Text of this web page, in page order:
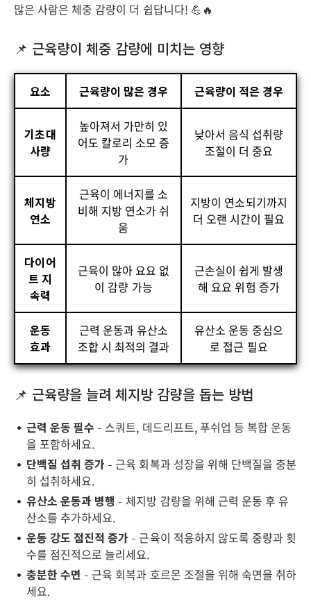
많은 사람은 체중 감량이 더 쉽답니다! 💪🔥
📌 근육량이 체중 감량에 미치는 영향
요소 근육량이 많은 경우 근육량이 적은 경우
기초대
사량
높아져서 가만히 있
어도 칼로리 소모 증
가
낮아서 음식 섭취량
조절이 더 중요
체지방
연소
근육이 에너지를 소
비해 지방 연소가 쉬
움
지방이 연소되기까지
더 오랜 시간이 필요
다이어
트 지
속력
근육이 많아 요요 없
이 감량 가능
근손실이 쉽게 발생
해 요요 위험 증가
운동
효과
근력 운동과 유산소
조합 시 최적의 결과
유산소 운동 중심으
로 접근 필요
📌 근육량을 늘려 체지방 감량을 돕는 방법
근력 운동 필수 – 스쿼트, 데드리프트, 푸쉬업 등 복합 운동
을 포함하세요.
단백질 섭취 증가 – 근육 회복과 성장을 위해 단백질을 충분
히 섭취하세요.
유산소 운동과 병행 – 체지방 감량을 위해 근력 운동 후 유
산소를 추가하세요.
운동 강도 점진적 증가 – 근육이 적응하지 않도록 중량과 횟
수를 점진적으로 늘리세요.
충분한 수면 – 근육 회복과 호르몬 조절을 위해 숙면을 취하
세요.